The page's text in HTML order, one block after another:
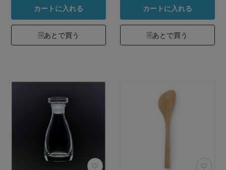
カートに入れる
あとで買う
カートに入れる
あとで買う